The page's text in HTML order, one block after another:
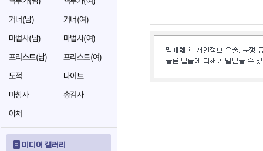
거너(남)
거너(여)
마법사(남)
마법사(여)
프리스트(남)
프리스트(여)
도적
나이트
마창사
총검사
아처
미디어 갤러리